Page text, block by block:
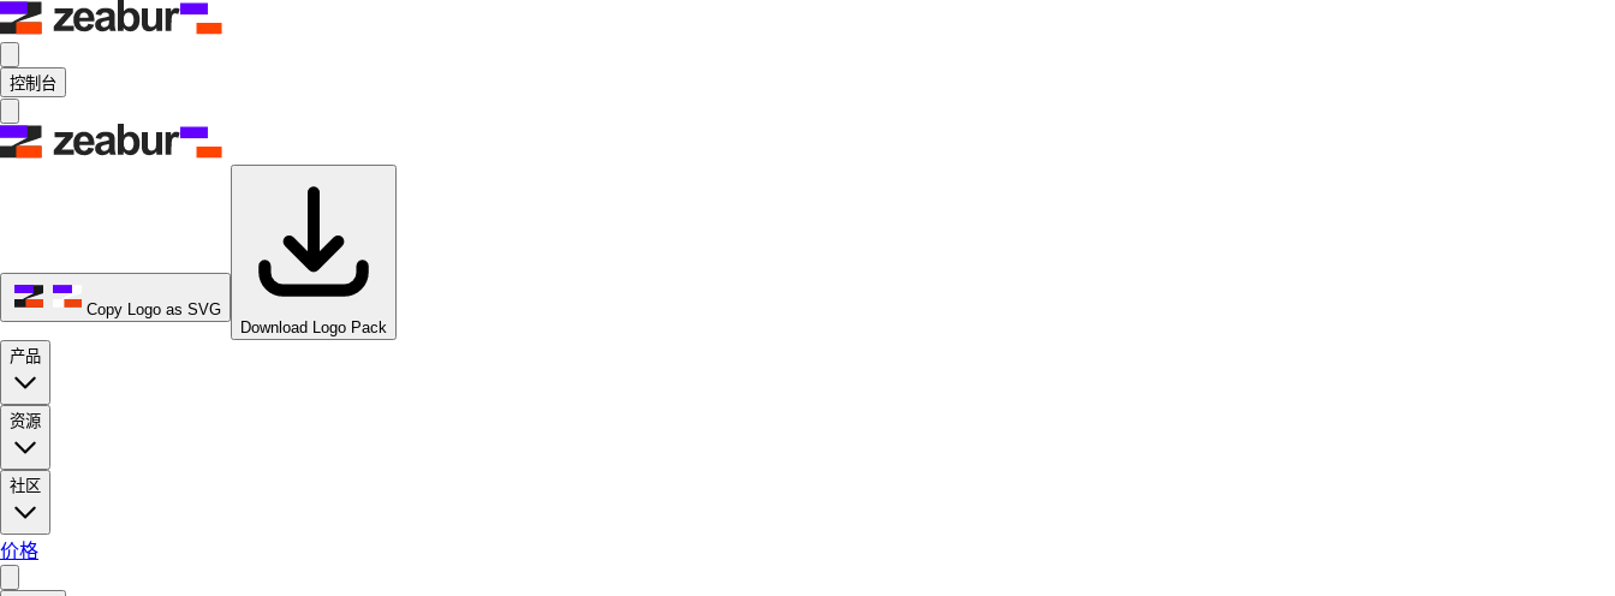
控制台
Copy Logo as SVG
Download Logo Pack
产品
资源
社区
价格